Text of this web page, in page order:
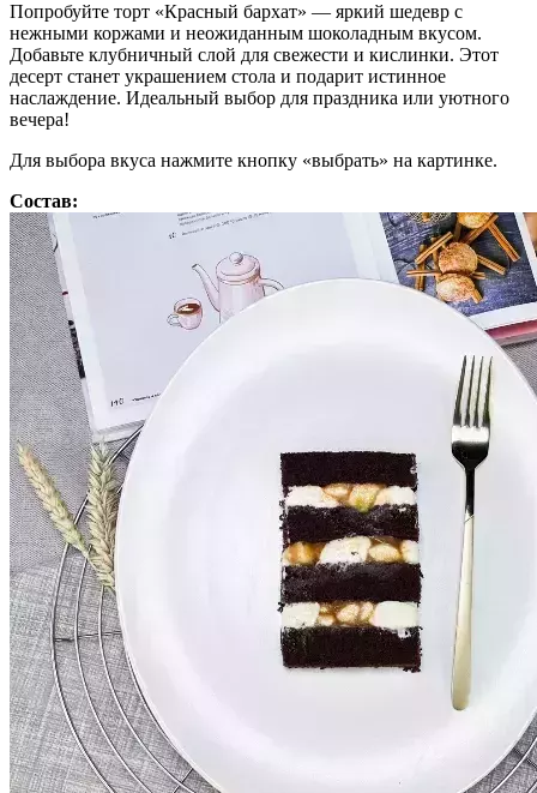
Попробуйте торт «Красный бархат» — яркий шедевр с
нежными коржами и неожиданным шоколадным вкусом.
Добавьте клубничный слой для свежести и кислинки. Этот
десерт станет украшением стола и подарит истинное
наслаждение. Идеальный выбор для праздника или уютного
вечера!
Для выбора вкуса нажмите кнопку «выбрать» на картинке.
Состав: